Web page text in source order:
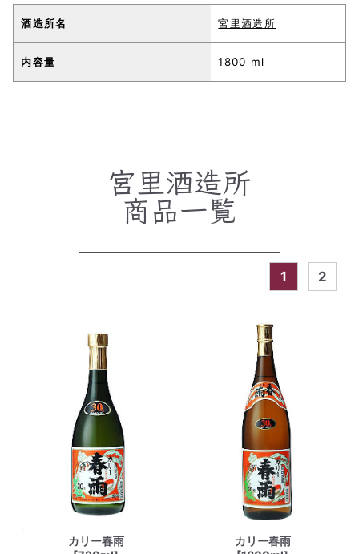
酒造所名 宮里酒造所
内容量 1800 ml
宮里酒造所
商品一覧
1 2
カリー春雨
カリー春雨